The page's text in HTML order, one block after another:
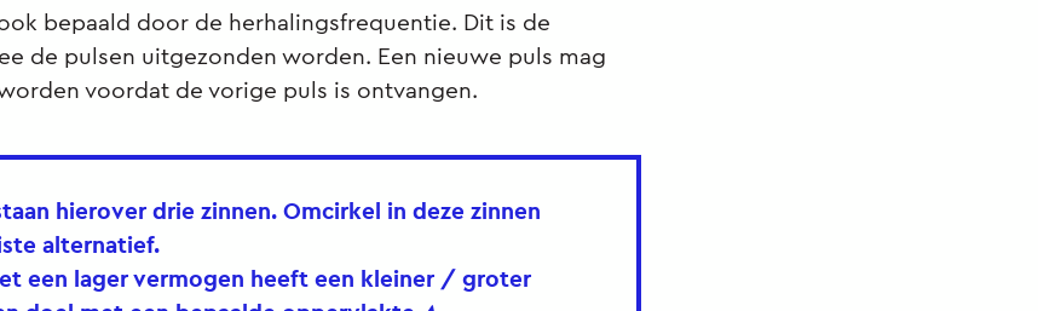
bepaald door de herhalingsfrequentie. Dit is de
de pulsen uitgezonden worden. Een nieuwe puls mag
voordat de vorige puls is ontvangen.
hierover drie zinnen. Omcirkel in deze zinnen
alternatief.
een lager vermogen heeft een kleiner / groter